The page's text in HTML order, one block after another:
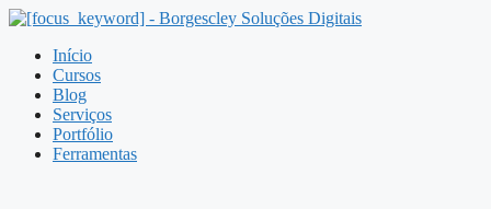
Pular
conteúdo
Início
Cursos
Blog
Serviços
Portfólio
Ferramentas